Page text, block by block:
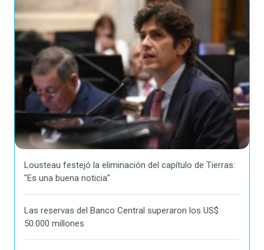
Lousteau festejó la eliminación del capítulo de Tierras:
"Es una buena noticia"
Las reservas del Banco Central superaron los US$
50.000 millones